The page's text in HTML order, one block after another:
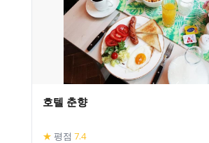
호텔 춘향
★ 평점 7.4